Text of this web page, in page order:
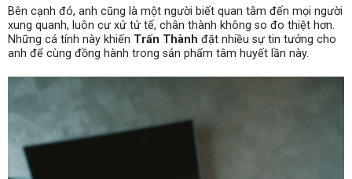
Bên cạnh đó, anh cũng là một người biết quan tâm đến mọi người
xung quanh, luôn cư xử tử tế, chân thành không so đo thiệt hơn.
Những cá tính này khiến Trấn Thành đặt nhiều sự tin tưởng cho
anh để cùng đồng hành trong sản phẩm tâm huyết lần này.